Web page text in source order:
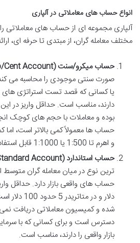
انواع حساب های معاملاتی در آلپاری
آلپاری مجموعه ای از حساب های معاملاتی
مختلف معامله گران، از مبتدی تا حرفه ای،
حساب میکرو/سنت (Micro/Cent Account):
صورت سنتی موجودی را محاسبه می کند،
یا کسانی که قصد تست استراتژی
دارند، مناسب است. حداقل واریز در
بوده و معاملات با حجم های کوچک
حساب ها معمولاً کمی بالاتر است،
و اهرم تا 1:500 یا 1:1000 قابل استفاده است.
حساب استاندارد (Standard Account):
ترین نوع در میان معامله گران
دسترس است و برای کسانی که با
بازار واقعی را دارند، مناسب است.